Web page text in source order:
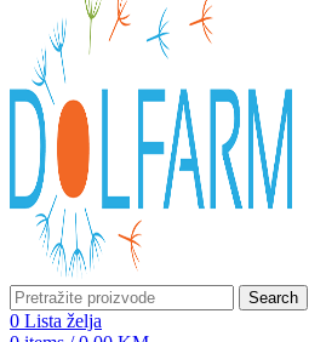
Search
0 Lista želja